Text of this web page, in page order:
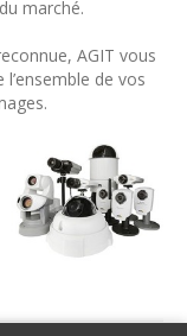
marché.
AGIT vous
l’ensemble de vos